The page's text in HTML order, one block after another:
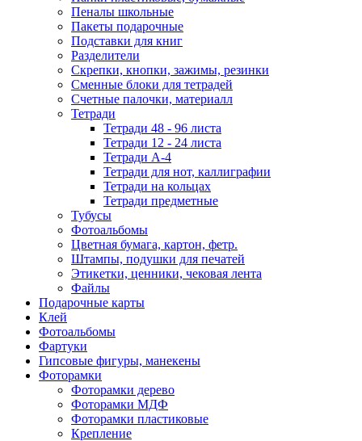
Пеналы школьные
Пакеты подарочные
Подставки для книг
Разделители
Скрепки, кнопки, зажимы, резинки
Сменные блоки для тетрадей
Счетные палочки, материалл
Тетради
Тетради 48 - 96 листа
Тетради 12 - 24 листа
Тетради А-4
Тетради для нот, каллиграфии
Тетради на кольцах
Тетради предметные
Тубусы
Фотоальбомы
Цветная бумага, картон, фетр.
Штампы, подушки для печатей
Этикетки, ценники, чековая лента
Файлы
Подарочные карты
Клей
Фотоальбомы
Фартуки
Гипсовые фигуры, манекены
Фоторамки
Фоторамки дерево
Фоторамки МДФ
Фоторамки пластиковые
Крепление